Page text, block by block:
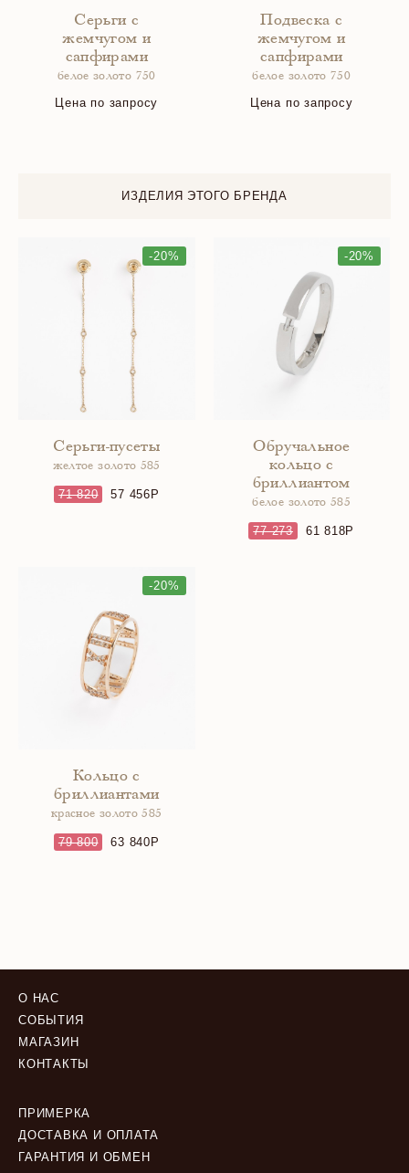
Серьги с
жемчугом и
сапфирами
белое золото 750
Цена по запросу
Подвеска с
жемчугом и
сапфирами
белое золото 750
Цена по запросу
ИЗДЕЛИЯ ЭТОГО БРЕНДА
-20%
Серьги-пусеты
желтое золото 585
71 820 57 456
-20%
Обручальное
кольцо с
бриллиантом
белое золото 585
77 273 61 818
-20%
Кольцо с
бриллиантами
красное золото 585
79 800 63 840
О НАС
СОБЫТИЯ
МАГАЗИН
КОНТАКТЫ
ПРИМЕРКА
ДОСТАВКА И ОПЛАТА
ГАРАНТИЯ И ОБМЕН